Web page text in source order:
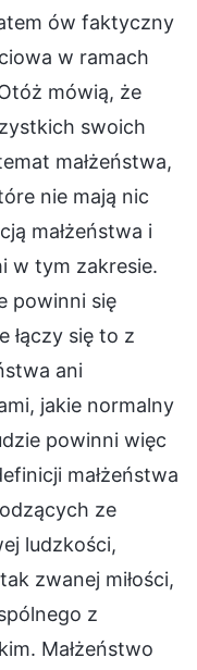
ów faktyczny
w ramach
mówią, że
swoich
małżeństwa,
nie mają nic
małżeństwa i
w tym zakresie.
powinni się
łączy się to z
ani
jakie normalny
powinni więc
małżeństwa
ze
ludzkości,
zwanej miłości,
z
Małżeństwo